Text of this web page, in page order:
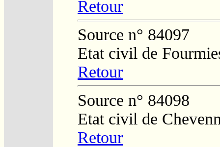
Retour
Source n° 84097
Etat civil de
Retour
Source n° 84098
Etat civil de
Retour